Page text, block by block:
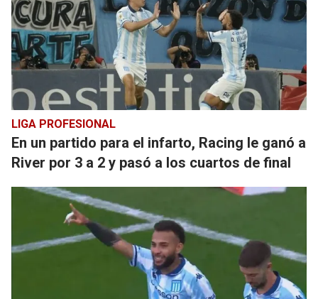
LIGA PROFESIONAL
En un partido para el infarto, Racing le ganó a
River por 3 a 2 y pasó a los cuartos de final